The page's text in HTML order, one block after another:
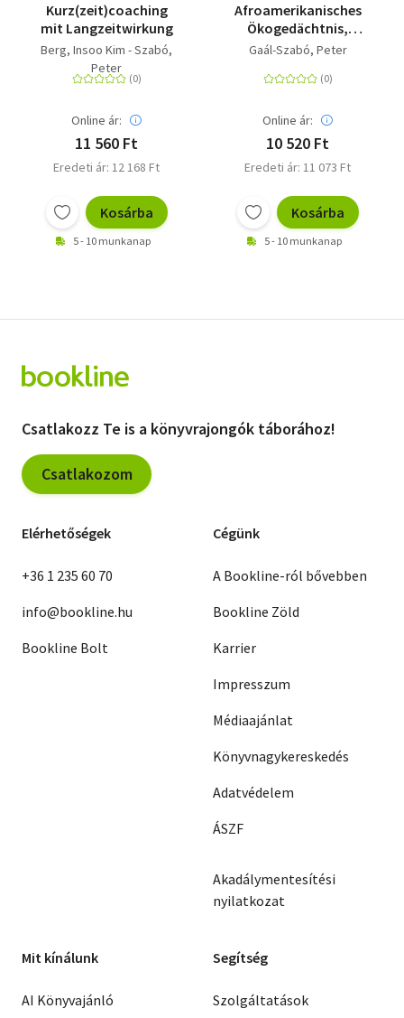
Kurz(zeit)coaching
mit Langzeitwirkung
Berg, Insoo Kim - Szabó,
Peter
Online ár:
11 560 Ft
Eredeti ár: 12 168 Ft
Kosárba
5 - 10 munkanap
Afroamerikanisches
Ökogedächtnis,
ökologisches Denken
Gaál-Szabó, Peter
Online ár:
10 520 Ft
Eredeti ár: 11 073 Ft
Kosárba
5 - 10 munkanap
Csatlakozz Te is a könyvrajongók táborához!
Csatlakozom
Elérhetőségek
+36 1 235 60 70
info@bookline.hu
Bookline Bolt
Cégünk
A Bookline-ról bővebben
Bookline Zöld
Karrier
Impresszum
Médiaajánlat
Könyvnagykereskedés
Adatvédelem
ÁSZF
Akadálymentesítési
nyilatkozat
Mit kínálunk
AI Könyvajánló
Segítség
Szolgáltatások